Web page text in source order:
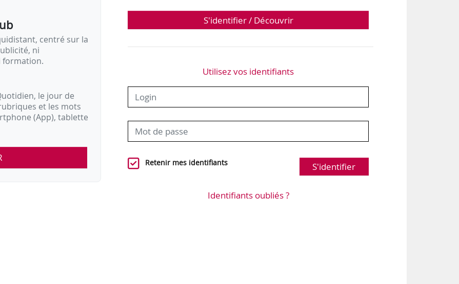
centré sur la
ni
formation.
le jour de
et les mots
(App), tablette
S'identifier / Découvrir
Utilisez vos identifiants
Retenir mes identifiants S'identifier
Identifiants oubliés ?